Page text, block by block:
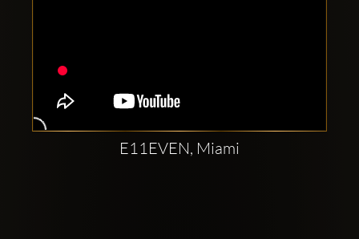
E11EVEN, Miami